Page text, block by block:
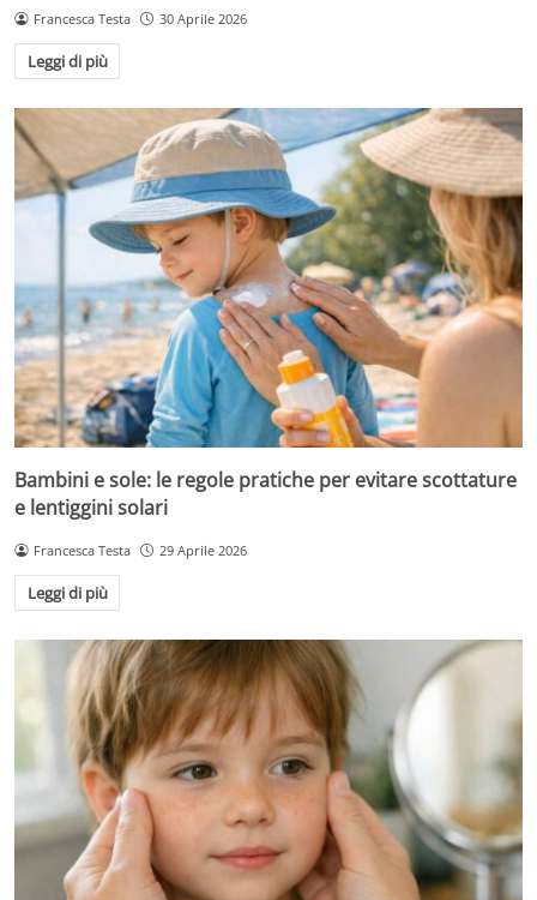
Francesca Testa 30 Aprile 2026
Leggi di più
Bambini e sole: le regole pratiche per evitare scottature
e lentiggini solari
Francesca Testa 29 Aprile 2026
Leggi di più